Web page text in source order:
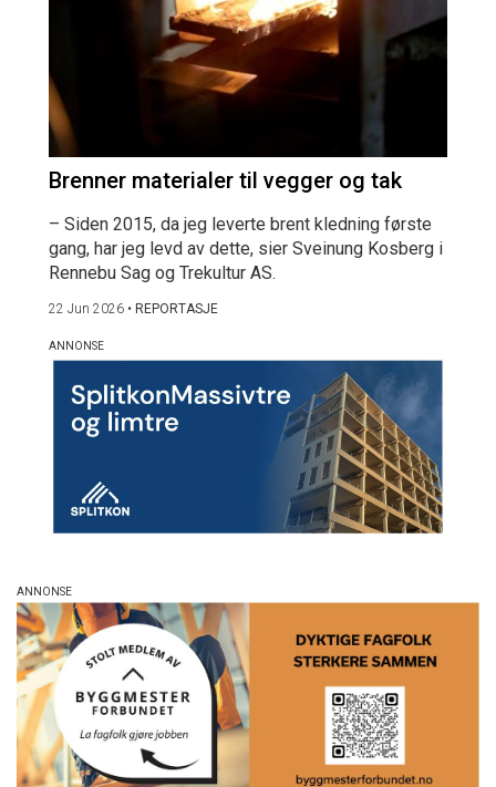
Brenner materialer til vegger og tak
– Siden 2015, da jeg leverte brent kledning første
gang, har jeg levd av dette, sier Sveinung Kosberg i
Rennebu Sag og Trekultur AS.
22 Jun 2026 • REPORTASJE